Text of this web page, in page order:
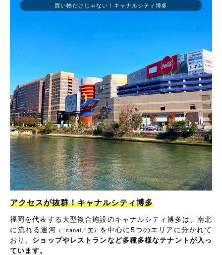
アクセスが抜群！キャナルシティ博多
福岡を代表する大型複合施設のキャナルシティ博多は、南北
に流れる運河 （=canal／英）
を中心に5つのエリアに分かれて
おり、 ショップやレストランなど多種多様なテナントが入っ
ています。
買い物だけじゃない！キャナルシティ博多